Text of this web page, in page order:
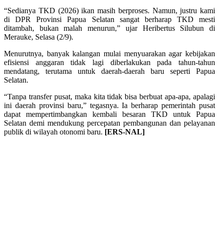
“Sedianya TKD (2026) ikan masih berproses. Namun, justru kami
di DPR Provinsi Papua Selatan sangat berharap TKD mesti
ditambah, bukan malah menurun,” ujar Heribertus Silubun di
Merauke, Selasa (2/9).
Menurutnya, banyak kalangan mulai menyuarakan agar kebijakan
efisiensi anggaran tidak lagi diberlakukan pada tahun-tahun
mendatang, terutama untuk daerah-daerah baru seperti Papua
Selatan.
“Tanpa transfer pusat, maka kita tidak bisa berbuat apa-apa, apalagi
ini daerah provinsi baru,” tegasnya. Ia berharap pemerintah pusat
dapat mempertimbangkan kembali besaran TKD untuk Papua
Selatan demi mendukung percepatan pembangunan dan pelayanan
publik di wilayah otonomi baru. [ERS-NAL]